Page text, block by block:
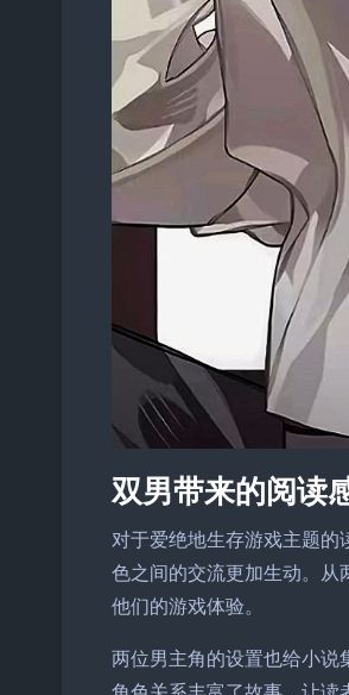
双男带来的阅读
对于爱绝地生存游戏主题的
色之间的交流更加生动。从
他们的游戏体验。
两位男主角的设置也给小说